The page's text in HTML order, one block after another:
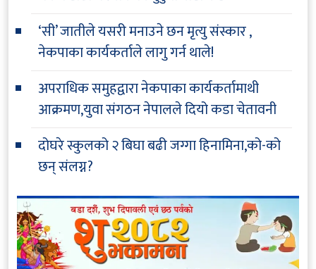
‘सी’ जातीले यसरी मनाउने छन मृत्यु संस्कार ,
नेकपाका कार्यकर्ताले लागु गर्न थाले!
अपराधिक समुहद्वारा नेकपाका कार्यकर्तामाथी
आक्रमण,युवा संगठन नेपालले दियो कडा चेतावनी
दोघरे स्कुलको २ बिघा बढी जग्गा हिनामिना,को-को
छन् संलग्न?